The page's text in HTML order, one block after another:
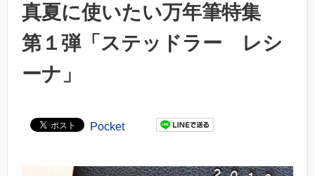
真夏に使いたい万年筆特集
第１弾「ステッドラー レシ
ーナ」
Pocket